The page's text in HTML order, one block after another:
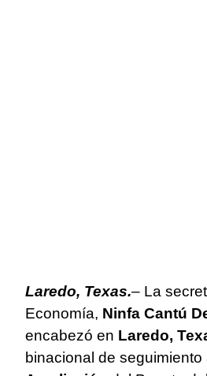
Laredo, Texas.– La
Economía, Ninfa Cantú
encabezó en Laredo,
binacional de seguimiento